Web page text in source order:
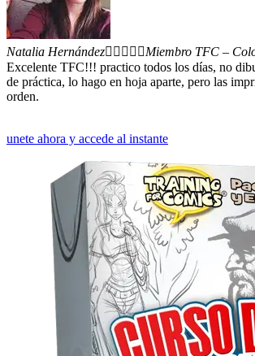
Natalia Hernández    Miembro TFC –
Excelente TFC!!! practico todos los días, no
de práctica, lo hago en hoja aparte, pero las
orden.
unete ahora y accede al instante